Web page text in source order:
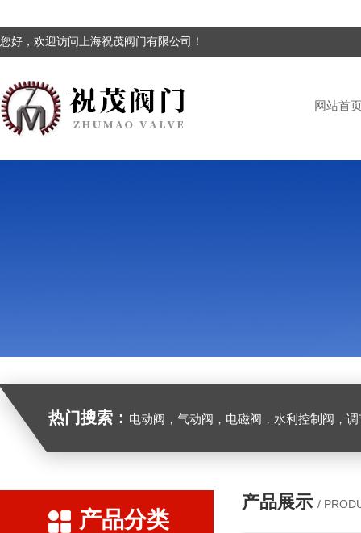
您好，欢迎访问上海祝茂阀门有限公司！
网站首
热门搜索： 电动阀，气动阀，电磁阀，水利控制阀，调节
产品分类
产品展示 /